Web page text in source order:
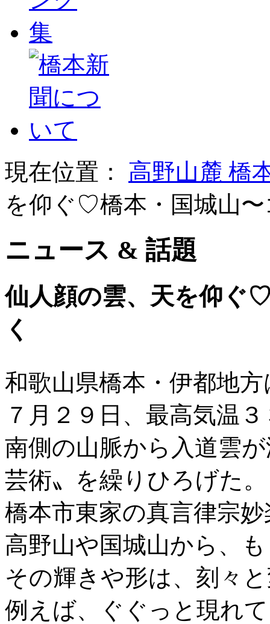
現在位置： 高野山麓 橋
を仰ぐ♡橋本・国城山
ニュース & 話題
仙人顔の雲、天を仰ぐ
く
和歌山県橋本・伊都地
７月２９日、最高気温
南側の山脈から入道雲
芸術〟を繰りひろげた。
橋本市東家の真言律宗
高野山や国城山から、
その輝きや形は、刻々
例えば、ぐぐっと現れ